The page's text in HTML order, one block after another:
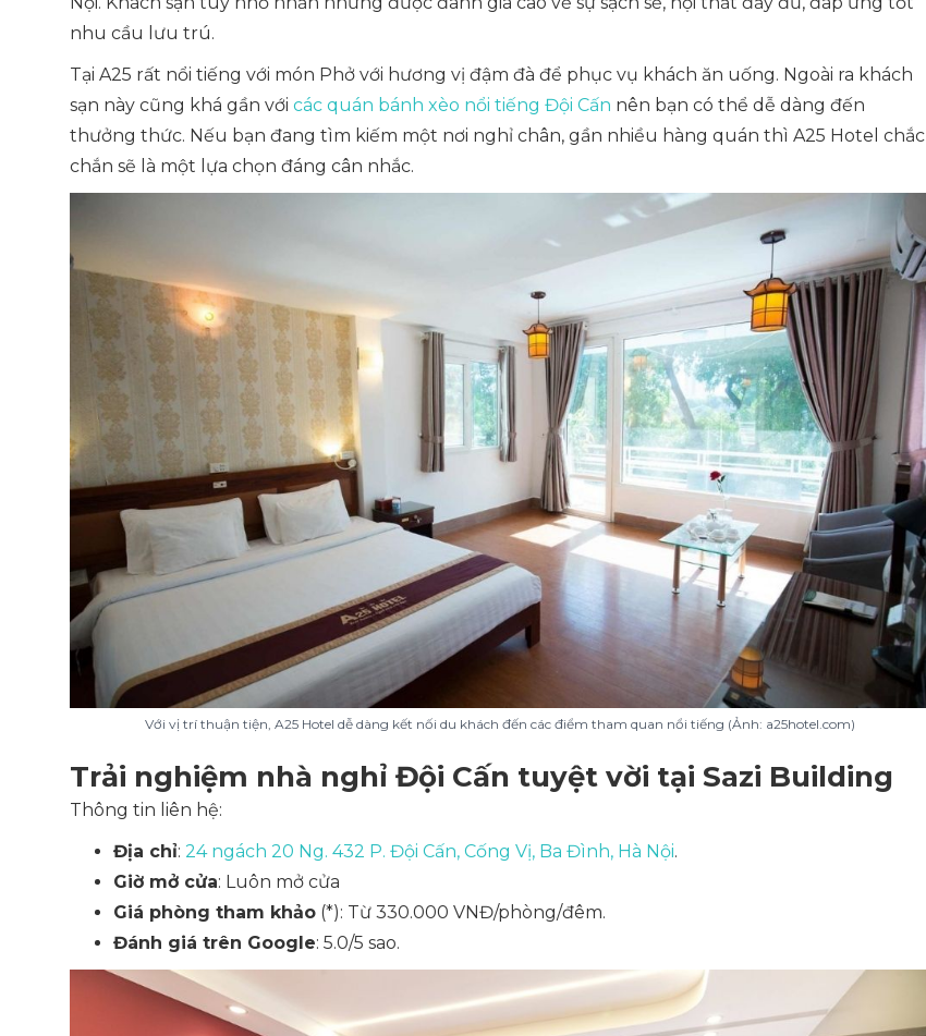
nhu cầu lưu trú.
Tại A25 rất nổi tiếng với món Phở với hương vị đậm đà để phục vụ khách ăn uống. Ngoài ra khách
sạn này cũng khá gần với các quán bánh xèo nổi tiếng Đội Cấn nên bạn có thể dễ dàng đến
thưởng thức. Nếu bạn đang tìm kiếm một nơi nghỉ chân, gần nhiều hàng quán thì A25 Hotel chắc
chắn sẽ là một lựa chọn đáng cân nhắc.
Với vị trí thuận tiện, A25 Hotel dễ dàng kết nối du khách đến các điểm tham quan nổi tiếng (Ảnh: a25hotel.com)
Trải nghiệm nhà nghỉ Đội Cấn tuyệt vời tại Sazi Building
Thông tin liên hệ:
Địa chỉ: 24 ngách 20 Ng. 432 P. Đội Cấn, Cống Vị, Ba Đình, Hà Nội.
Giờ mở cửa: Luôn mở cửa
Giá phòng tham khảo (*): Từ 330.000 VNĐ/phòng/đêm.
Đánh giá trên Google: 5.0/5 sao.